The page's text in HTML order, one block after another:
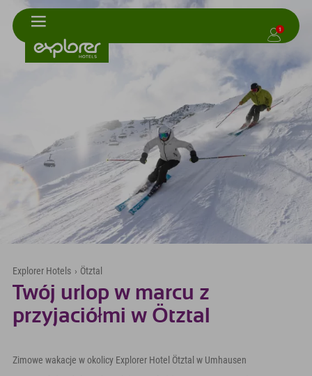
1
Explorer Hotels › Ötztal
Twój urlop w marcu z
przyjaciółmi w Ötztal
Zimowe wakacje w okolicy Explorer Hotel Ötztal w Umhausen